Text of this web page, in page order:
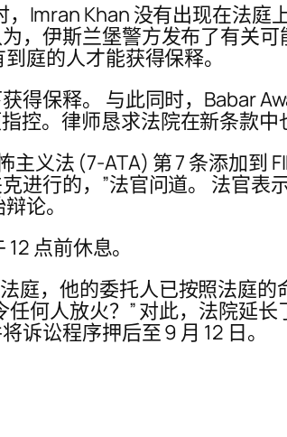
Imran Khan 没有出现在法庭
，伊斯兰堡警方发布了有关
庭的人才能获得保释。
保释。 与此同时，Babar
控。律师恳求法院在新条款中
义法 (7-ATA) 第 7 条添加到
进行的，”法官问道。 法官表
论。
点前休息。
庭，他的委托人已按照法庭的
何人放火？” 对此，法院延
讼程序押后至 9 月 12 日。